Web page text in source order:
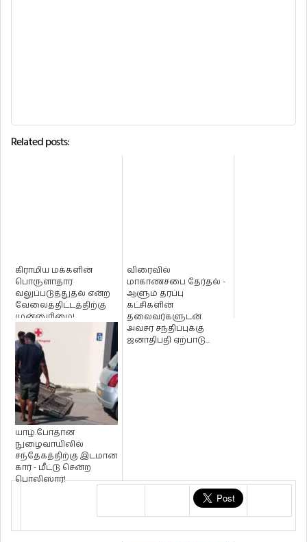
Related posts:
கிராமிய மக்களின்
பொருளாதார
வலுப்படுத்துதல் என்ற
வேலைத்திட்டத்திற்கு
முன்னுரிமை!
விரைவில்
மாகாணசபை தேர்தல் -
ஆளும் தரப்பு
கட்சிகளின்
தலைவர்களுடன்
அவசர சந்திப்புக்கு
ஜனாதிபதி ஏற்பாடு...
யாழ்.போதான
நுழைவாயிலில்
சந்தேகத்திற்கு இடமான
கார் - மீட்டு சென்ற
பொலிஸார்!